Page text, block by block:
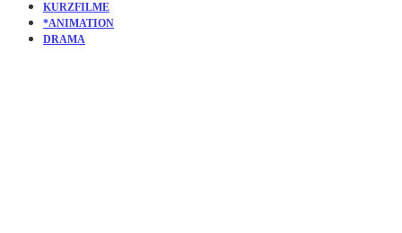
KURZFILME
*ANIMATION
DRAMA